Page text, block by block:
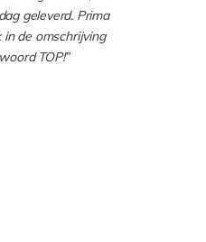
geleverd. Prima
de omschrijving
TOP!”